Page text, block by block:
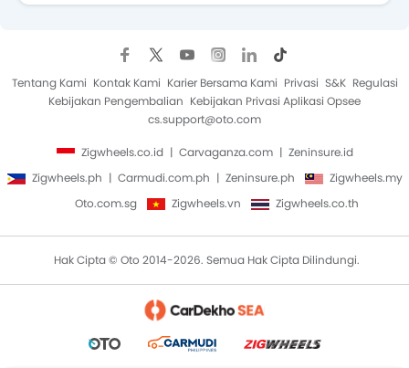
Tentang Kami Kontak Kami Karier Bersama Kami Privasi S&K Regulasi
Kebijakan Pengembalian Kebijakan Privasi Aplikasi Opsee
cs.support@oto.com
Zigwheels.co.id Carvaganza.com
Zeninsure.id
Zigwheels.ph
Carmudi.com.ph Zeninsure.ph
Zigwheels.my
Oto.com.sg
Zigwheels.vn Zigwheels.co.th
Hak Cipta © Oto 2014-2026. Semua Hak Cipta Dilindungi.